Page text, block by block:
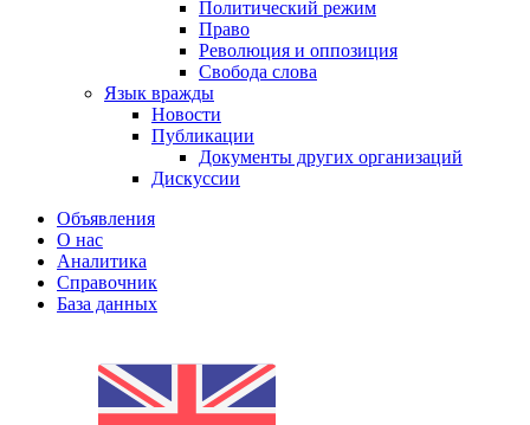
Политический режим
Право
Революция и оппозиция
Свобода слова
Язык вражды
Новости
Публикации
Документы других организаций
Дискуссии
Объявления
О нас
Аналитика
Справочник
База данных